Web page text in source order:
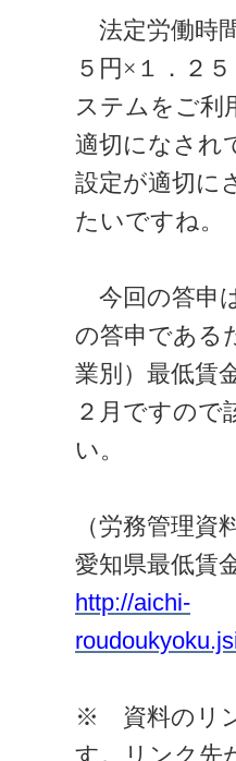
法定労働時
５円×１．２
ステムをご利
適切になされ
設定が適切に
たいですね。
今回の答申
の答申である
業別）最低賃
２月ですので
い。
（労務管理
愛知県最低賃
http://aichi-
※ 資料のリ
す。リンク先